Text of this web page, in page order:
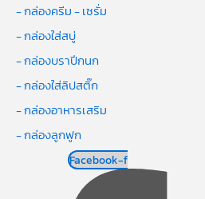
- กล่องครีม - เซรั่ม
- กล่องใส่สบู่
- กล่องบราปีกนก
- กล่องใส่ลิปสติ๊ก
- กล่องอาหารเสริม
- กล่องลูกฟูก
Facebook-f